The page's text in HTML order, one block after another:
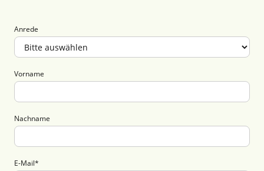
Anrede
Vorname
Nachname
E-Mail*